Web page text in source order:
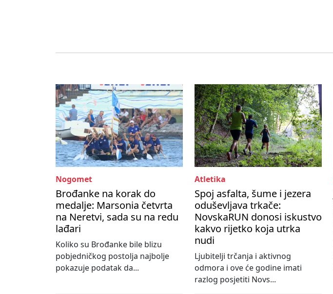
Nogomet
Brođanke na korak do
medalje: Marsonia četvrta
na Neretvi, sada su na redu
lađari
Koliko su Brođanke bile blizu
pobjedničkog postolja najbolje
pokazuje podatak da...
Atletika
Spoj asfalta, šume i jezera
oduševljava trkače:
NovskaRUN donosi iskustvo
kakvo rijetko koja utrka
nudi
Ljubitelji trčanja i aktivnog
odmora i ove će godine imati
razlog posjetiti Novs...